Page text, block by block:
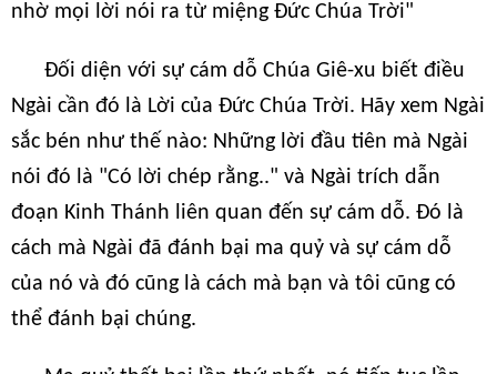
nhờ mọi lời nói ra từ miệng Đức Chúa Trời"
Đối diện với sự cám dỗ Chúa Giê-xu biết điều
Ngài cần đó là Lời của Đức Chúa Trời. Hãy xem Ngài
sắc bén như thế nào: Những lời đầu tiên mà Ngài
nói đó là "Có lời chép rằng.." và Ngài trích dẫn
đoạn Kinh Thánh liên quan đến sự cám dỗ. Đó là
cách mà Ngài đã đánh bại ma quỷ và sự cám dỗ
của nó và đó cũng là cách mà bạn và tôi cũng có
thể đánh bại chúng.